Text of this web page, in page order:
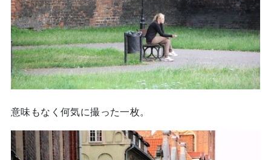
意味もなく何気に撮った一枚。